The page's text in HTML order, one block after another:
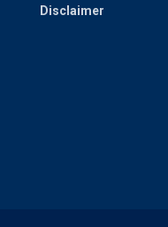
Disclaimer